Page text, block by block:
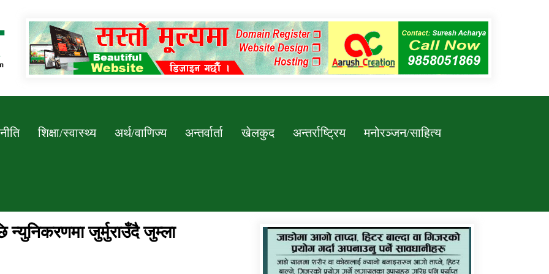
Newssarokar
शिक्षा/स्वास्थ्य अर्थ/वाणिज्य अन्तर्वार्ता खेलकुद अन्तर्राष्ट्रिय मनोरञ्जन/साहित्य
कर्णाली प्रविधि शिक्षालय जुम्लाको सुचना
न्युनिकरणमा जुर्मुराउँदै जुम्ला